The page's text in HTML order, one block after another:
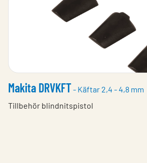
Makita DRVKFT- Käftar 2,4 - 4,8 mm
Tillbehör blindnitspistol